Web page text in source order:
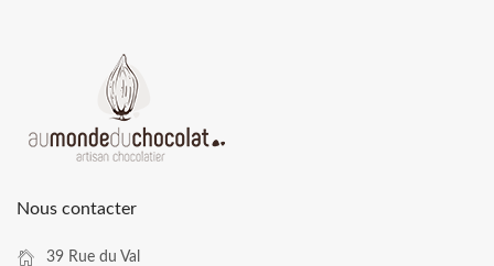
Nous contacter
39 Rue du Val